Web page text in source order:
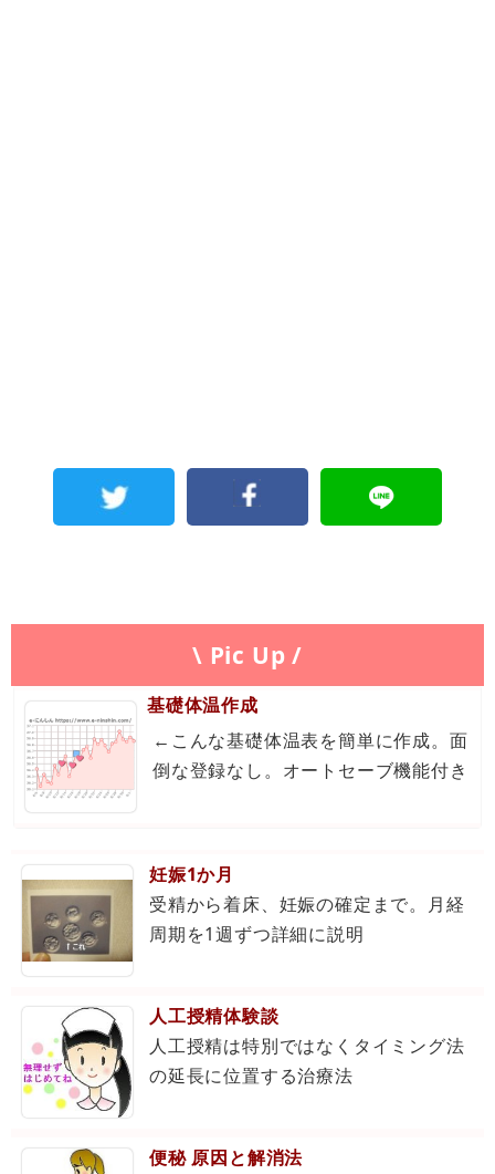
\ Pic Up /
基礎体温作成
←こんな基礎体温表を簡単に作成。面
倒な登録なし。オートセーブ機能付き
妊娠1か月
受精から着床、妊娠の確定まで。月経
周期を1週ずつ詳細に説明
人工授精体験談
人工授精は特別ではなくタイミング法
の延長に位置する治療法
便秘 原因と解消法